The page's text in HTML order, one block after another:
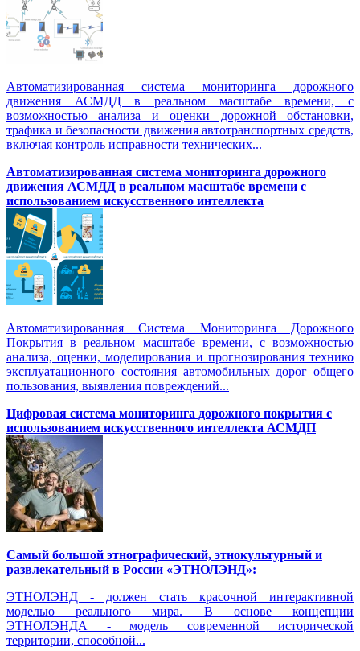
Автоматизированная система мониторинга дорожного
движения АСМДД в реальном масштабе времени, с
возможностью анализа и оценки дорожной обстановки,
трафика и безопасности движения автотранспортных средств,
включая контроль исправности технических...
Автоматизированная cистема мониторинга дорожного
движения АСМДД в реальном масштабе времени с
использованием искусственного интеллекта
Автоматизированная Система Мониторинга Дорожного
Покрытия в реальном масштабе времени, с возможностью
анализа, оценки, моделирования и прогнозирования технико
эксплуатационного состояния автомобильных дорог общего
пользования, выявления повреждений...
Цифровая система мониторинга дорожного покрытия с
использованием искусственного интеллекта АСМДП
Самый большой этнографический, этнокультурный и
развлекательный в России «ЭТНОЛЭНД»:
ЭТНОЛЭНД - должен стать красочной интерактивной
моделью реального мира. В основе концепции
ЭТНОЛЭНДА - модель современной исторической
территории, способной...